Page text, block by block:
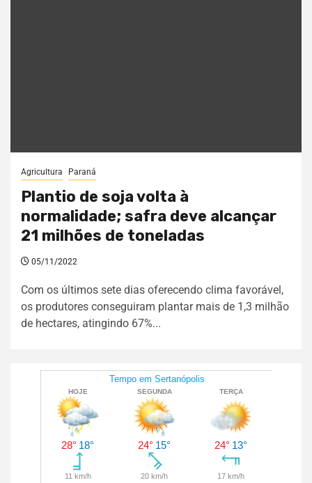
Agricultura Paraná
Plantio de soja volta à
normalidade; safra deve alcançar
21 milhões de toneladas
05/11/2022
Com os últimos sete dias oferecendo clima favorável,
os produtores conseguiram plantar mais de 1,3 milhão
de hectares, atingindo 67%...